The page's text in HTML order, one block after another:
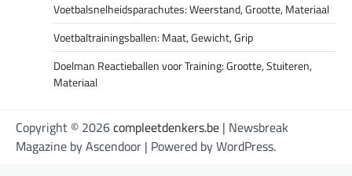
Voetbalsnelheidsparachutes: Weerstand, Grootte, Materiaal
Voetbaltrainingsballen: Maat, Gewicht, Grip
Doelman Reactieballen voor Training: Grootte, Stuiteren,
Materiaal
Copyright © 2026compleetdenkers.be | Newsbreak
Magazine byAscendoor | Powered byWordPress.